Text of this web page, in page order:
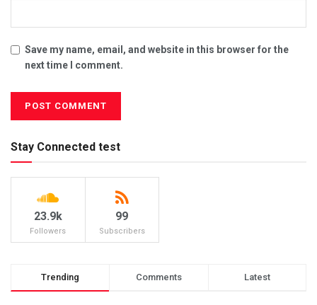
Save my name, email, and website in this browser for the
next time I comment.
Stay Connected test
23.9k
Followers
99
Subscribers
Trending Comments Latest